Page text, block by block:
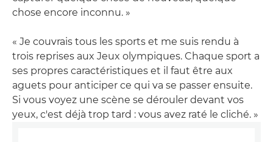
chose encore inconnu. »
« Je couvrais tous les sports et me suis rendu à
trois reprises aux Jeux olympiques. Chaque sport a
ses propres caractéristiques et il faut être aux
aguets pour anticiper ce qui va se passer ensuite.
Si vous voyez une scène se dérouler devant vos
yeux, c'est déjà trop tard : vous avez raté le cliché. »